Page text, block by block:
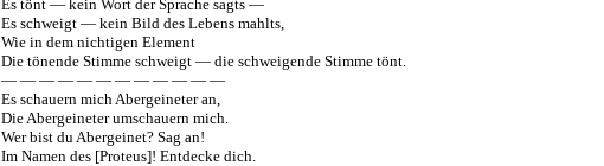
Es tönt — kein Wort der Sprache sagts —
Es schweigt — kein Bild des Lebens mahlts,
Wie in dem nichtigen Element
Die tönende Stimme schweigt — die schweigende Stimme tönt.
— — — — — — — — — — — —
Es schauern mich Abergeineter an,
Die Abergeineter umschauern mich.
Wer bist du Abergeinet? Sag an!
Im Namen des [Proteus]! Entdecke dich.